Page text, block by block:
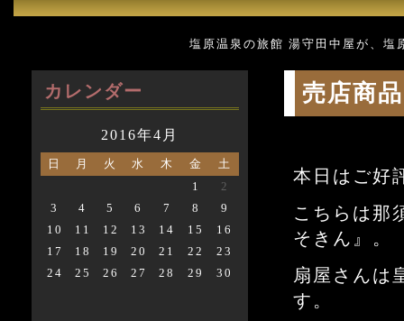
塩原温泉の旅館 湯守田中屋が、塩
カレンダー
2016年4月
日 月 火 水 木 金
土
1
2
3
4 5 6 7 8
9
10
11 12 13 14 15
16
17
18 19 20 21 22
23
24
25 26 27 28 29 30
売店商
本日はご好
こちらは那
そきん』。
扇屋さんは
す。